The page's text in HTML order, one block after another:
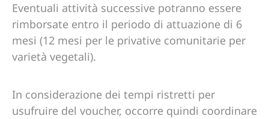
Eventuali attività successive potranno essere
rimborsate entro il periodo di attuazione di 6
mesi (12 mesi per le privative comunitarie per
varietà vegetali).
In considerazione dei tempi ristretti per
usufruire del voucher, occorre quindi coordinare